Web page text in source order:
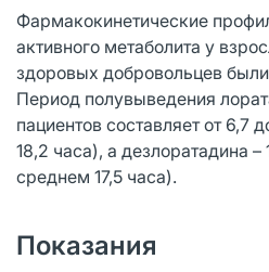
Фармакокинетические
активного метаболита у
здоровых добровольцев
Период полувыведения
пациентов составляет от 6,7
18,2 часа), а дезлоратадина –
среднем 17,5 часа).
Показания